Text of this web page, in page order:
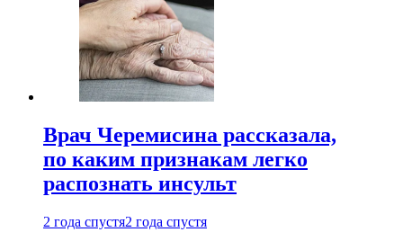
Врач Черемисина рассказала,
по каким признакам легко
распознать инсульт
2 года спустя2 года спустя